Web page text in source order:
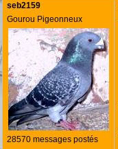
seb2159
Gourou Pigeonneux
28570 messages postés